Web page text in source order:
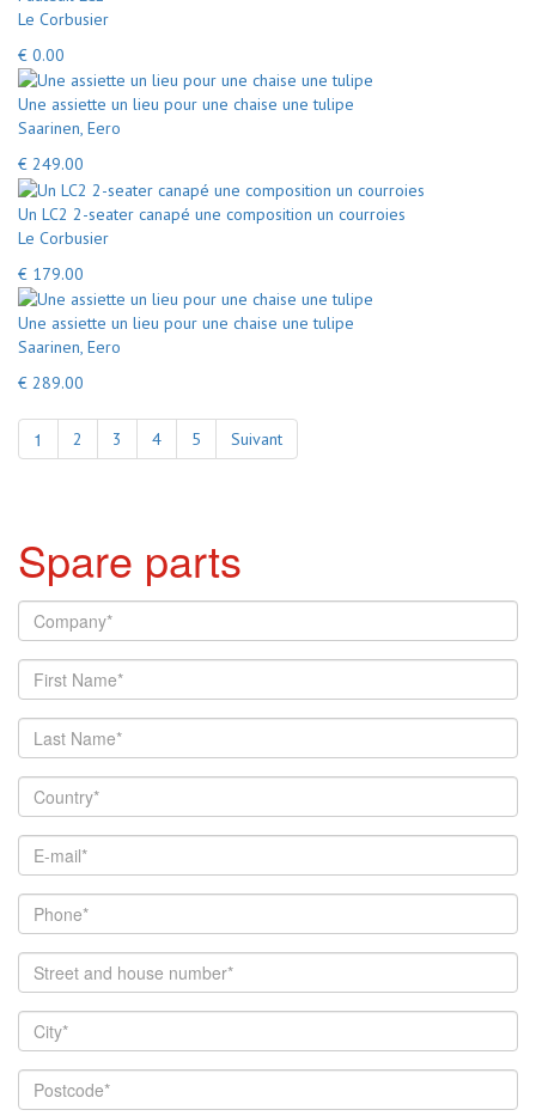
Le Corbusier
€ 0.00
Une assiette un lieu pour une chaise une tulipe
Saarinen, Eero
€ 249.00
Un LC2 2-seater canapé une composition un courroies
Le Corbusier
€ 179.00
Une assiette un lieu pour une chaise une tulipe
Saarinen, Eero
€ 289.00
1 2 3 4 5 Suivant
Spare parts